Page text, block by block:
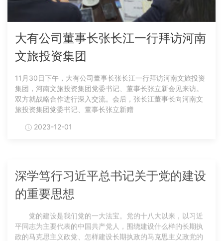
大有公司董事长张长江一行拜访河南
文旅投资集团
11月30日下午，大有公司董事长张长江一行拜访河南文旅投资
集团，河南文旅投资集团党委书记、董事长张立新会见来访。
双方就战略合作进行深入交流。会后，张长江董事长向河南文
旅投资集团党委书记、董事长张立新赠
2023-12-01
的重要思想
党的建设是我们党的一大法宝。党的十八大以来，以习近
平同志为主要代表的中国共产党人，围绕建设什么样的长期执
政的马克思主义政党、怎样建设长期执政的马克思主义政党的
重大时代课题，提出一系列管党治党、兴党